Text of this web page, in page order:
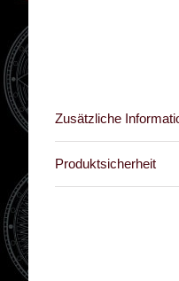
Zusätzliche
Produktsicherheit